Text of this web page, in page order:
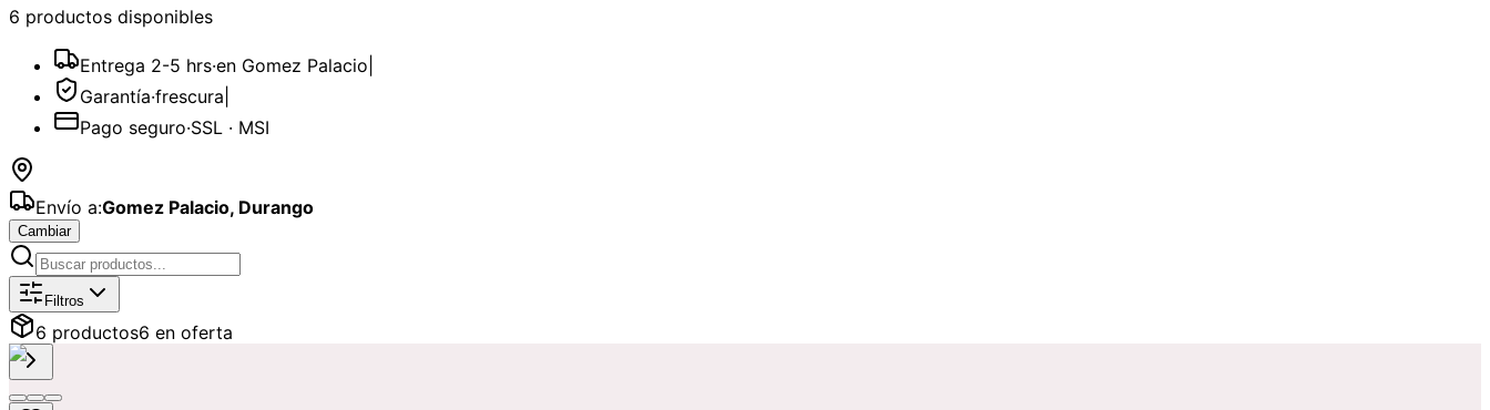
6 productos disponibles
Entrega 2-5 hrs·en Gomez Palacio
Garantía·frescura
Pago seguro·SSL · MSI
Envío a:Gomez Palacio, Durango
Cambiar
Catálogo deLilys y Stargazer
Filtros
6 productos6 en oferta